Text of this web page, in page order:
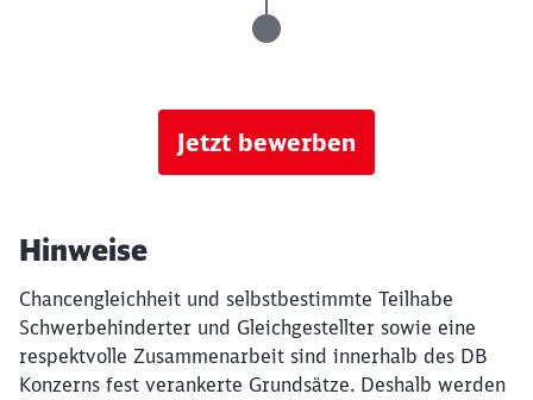
Jetzt bewerben
Hinweise
Chancengleichheit und selbstbestimmte Teilhabe
Schwerbehinderter und Gleichgestellter sowie eine
respektvolle Zusammenarbeit sind innerhalb des DB
Konzerns fest verankerte Grundsätze. Deshalb werden